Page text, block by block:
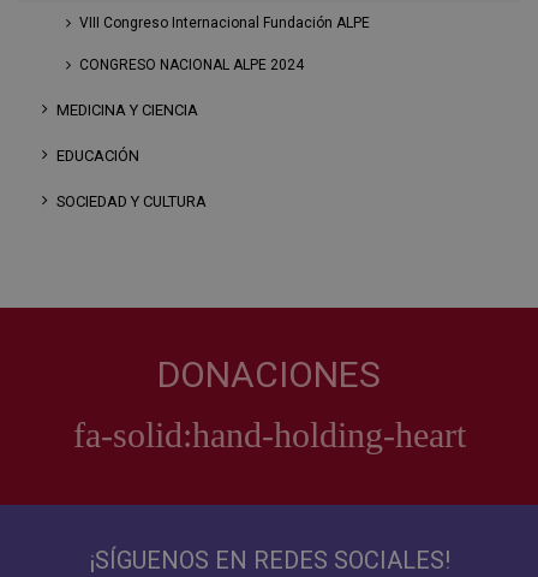
VIII Congreso Internacional Fundación ALPE
CONGRESO NACIONAL ALPE 2024
MEDICINA Y CIENCIA
EDUCACIÓN
SOCIEDAD Y CULTURA
DONACIONES
¡SÍGUENOS EN REDES SOCIALES!